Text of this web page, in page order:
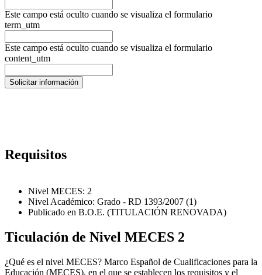
Este campo está oculto cuando se visualiza el formulario
term_utm
Este campo está oculto cuando se visualiza el formulario
content_utm
Requisitos
Nivel MECES: 2
Nivel Académico: Grado - RD 1393/2007 (1)
Publicado en B.O.E. (TITULACIÓN RENOVADA)
Ticulación de Nivel MECES 2
¿Qué es el nivel MECES? Marco Español de Cualificaciones para la
Educación (MECES), en el que se establecen los requisitos y el